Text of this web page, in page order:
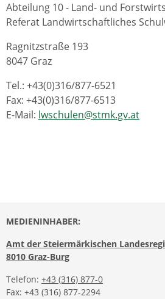
Abteilung 10 - Land- und
Referat Landwirtschaftliches
Ragnitzstraße 193
8047 Graz
Tel.: +43(0)316/877-6521
Fax: +43(0)316/877-6513
E-Mail: lwschulen@stmk.gv.at
MEDIENINHABER:
Amt der Steiermärkischen
8010 Graz-Burg
Telefon: +43 (316) 877-0
Fax: +43 (316) 877-2294